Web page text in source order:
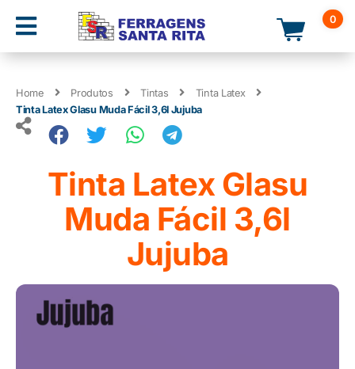
0
Home Produtos Tintas
Tinta Latex
Tinta Latex Glasu Muda Fácil 3,6l Jujuba
Tinta Latex Glasu
Muda Fácil 3,6l
Jujuba